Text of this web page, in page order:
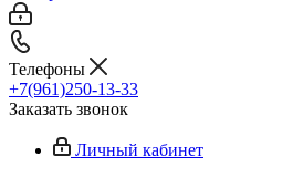
Телефоны
+7(961)250-13-33
Заказать звонок
Личный кабинет